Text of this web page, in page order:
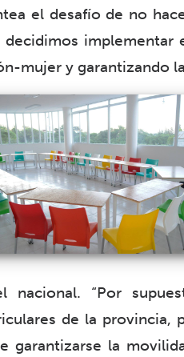
el desafío de no
decidimos implementar
mujer y garantizando
nacional. “Por
de la provincia,
garantizarse la